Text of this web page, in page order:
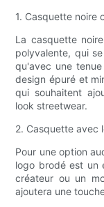
1. Casquette noire
La casquette
polyvalente, qui
qu'avec une
design épuré et
qui souhaitent
look streetwear.
2. Casquette avec
Pour une option
logo brodé est un
créateur ou un
ajoutera une